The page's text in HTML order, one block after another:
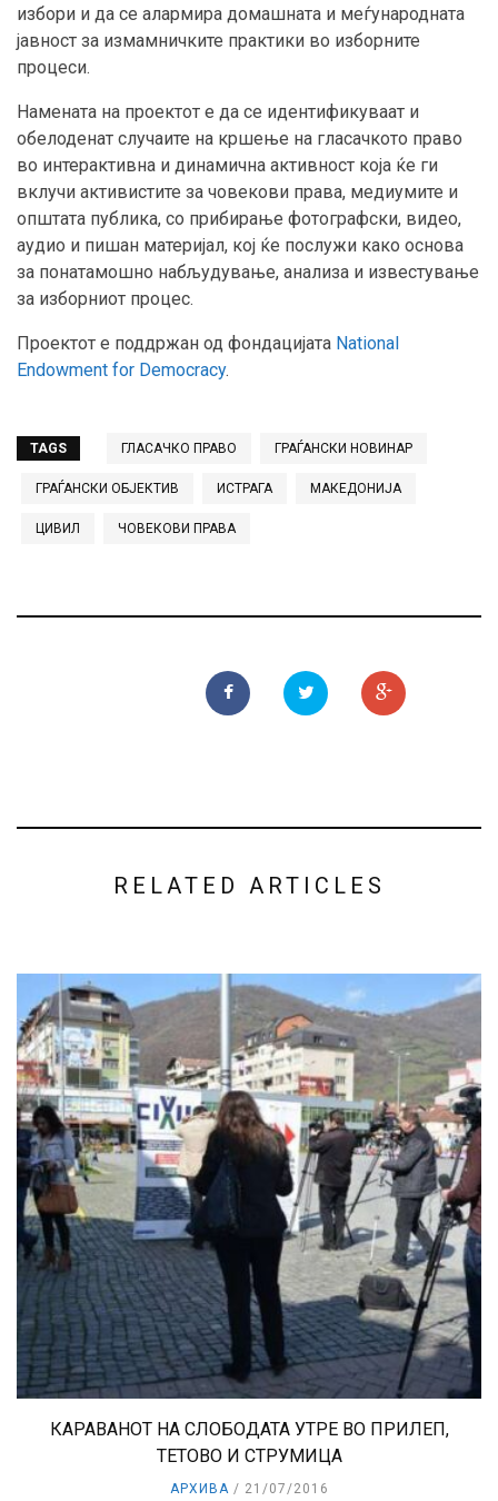
избори и да се алармира домашната и меѓународната
јавност за измамничките практики во изборните
процеси.
Намената на проектот е да се идентификуваат и
обелоденат случаите на кршење на гласачкото право
во интерактивна и динамична активност која ќе ги
вклучи активистите за човекови права, медиумите и
општата публика, со прибирање фотографски, видео,
аудио и пишан материјал, кој ќе послужи како основа
за понатамошно набљудување, анализа и известување
за изборниот процес.
Проектот е поддржан од фондацијата National
Endowment for Democracy.
TAGS ГЛАСАЧКО ПРАВО ГРАЃАНСКИ НОВИНАР
ГРАЃАНСКИ ОБЈЕКТИВ ИСТРАГА МАКЕДОНИЈА
ЦИВИЛ ЧОВЕКОВИ ПРАВА
RELATED ARTICLES
КАРАВАНОТ НА СЛОБОДАТА УТРЕ ВО ПРИЛЕП,
ТЕТОВО И СТРУМИЦА
АРХИВА 21/07/2016